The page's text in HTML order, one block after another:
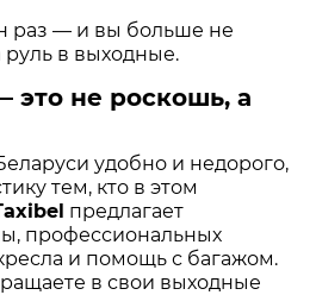
раз — и вы больше не
руль в выходные.
это не роскошь, а
удобно и недорого,
тем, кто в этом
предлагает
профессиональных
и помощь с багажом.
в свои выходные